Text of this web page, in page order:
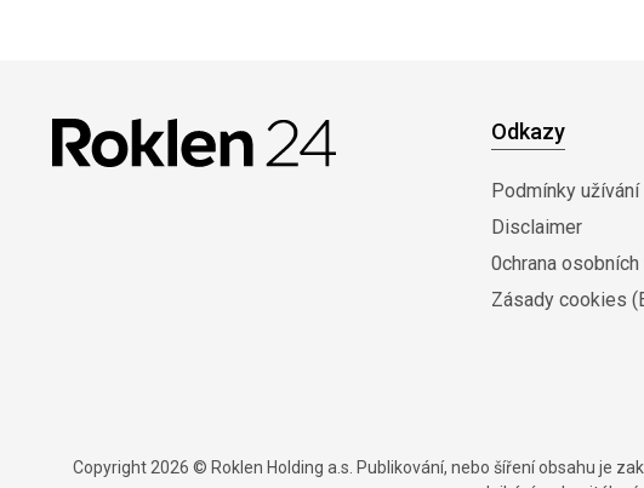
Odkazy
Podmínky užívání
Disclaimer
0chrana osobních
Zásady cookies
Copyright 2026 © Roklen Holding a.s. Publikování, nebo šíření obsahu je